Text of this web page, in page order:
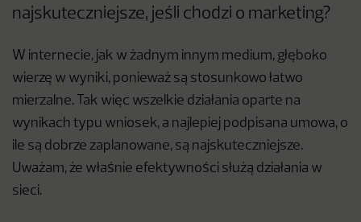
najskuteczniejsze, jeśli chodzi o marketing?
W internecie, jak w żadnym innym medium, głęboko
wierzę w wyniki, ponieważ są stosunkowo łatwo
mierzalne. Tak więc wszelkie działania oparte na
wynikach typu wniosek, a najlepiej podpisana umowa, o
ile są dobrze zaplanowane, są najskuteczniejsze.
Uważam, że właśnie efektywności służą działania w
sieci.